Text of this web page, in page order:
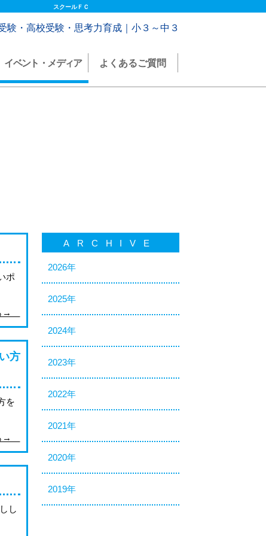
スクールＦＣ
験・高校受験・思考力育成｜小３～中３
イベント・メディア よくあるご質問
ポ
→
方
を
→
し
ARCHIVE
2026年
2025年
2024年
2023年
2022年
2021年
2020年
2019年